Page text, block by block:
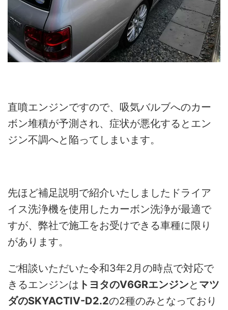
直噴エンジンですので、吸気バルブへのカー
ボン堆積が予測され、症状が悪化するとエン
ジン不調へと陥ってしまいます。
先ほど補足説明で紹介いたしましたドライア
イス洗浄機を使用したカーボン洗浄が最適で
すが、弊社で施工をお受けできる車種に限り
があります。
ご相談いただいた令和3年2月の時点で対応で
きるエンジンは トヨタのV6GRエンジンと マツ
ダのSKYACTIV-D2.2の2種のみとなっており